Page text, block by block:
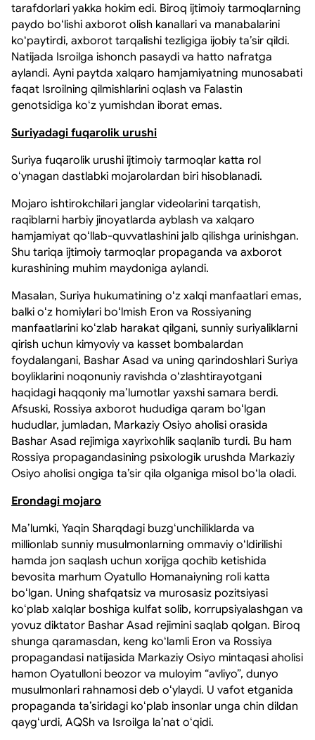
tarafdorlari yakka hokim edi. Biroq ijtimoiy tarmoqlarning
paydo boʻlishi axborot olish kanallari va manabalarini
koʻpaytirdi, axborot tarqalishi tezligiga ijobiy taʼsir qildi.
Natijada Isroilga ishonch pasaydi va hatto nafratga
aylandi. Ayni paytda xalqaro hamjamiyatning munosabati
faqat Isroilning qilmishlarini oqlash va Falastin
genotsidiga koʻz yumishdan iborat emas.
Suriyadagi fuqarolik urushi
Suriya fuqarolik urushi ijtimoiy tarmoqlar katta rol
oʻynagan dastlabki mojarolardan biri hisoblanadi.
Mojaro ishtirokchilari janglar videolarini tarqatish,
raqiblarni harbiy jinoyatlarda ayblash va xalqaro
hamjamiyat qoʻllab-quvvatlashini jalb qilishga urinishgan.
Shu tariqa ijtimoiy tarmoqlar propaganda va axborot
kurashining muhim maydoniga aylandi.
Masalan, Suriya hukumatining oʻz xalqi manfaatlari emas,
balki oʻz homiylari boʻlmish Eron va Rossiyaning
manfaatlarini koʻzlab harakat qilgani, sunniy suriyaliklarni
qirish uchun kimyoviy va kasset bombalardan
foydalangani, Bashar Asad va uning qarindoshlari Suriya
boyliklarini noqonuniy ravishda oʻzlashtirayotgani
haqidagi haqqoniy maʼlumotlar yaxshi samara berdi.
Afsuski, Rossiya axborot hududiga qaram boʻlgan
hududlar, jumladan, Markaziy Osiyo aholisi orasida
Bashar Asad rejimiga xayrixohlik saqlanib turdi. Bu ham
Rossiya propagandasining psixologik urushda Markaziy
Osiyo aholisi ongiga taʼsir qila olganiga misol boʻla oladi.
Erondagi mojaro
Maʼlumki, Yaqin Sharqdagi buzgʻunchiliklarda va
millionlab sunniy musulmonlarning ommaviy oʻldirilishi
hamda jon saqlash uchun xorijga qochib ketishida
bevosita marhum Oyatullo Homanaiyning roli katta
boʻlgan. Uning shafqatsiz va murosasiz pozitsiyasi
koʻplab xalqlar boshiga kulfat solib, korrupsiyalashgan va
yovuz diktator Bashar Asad rejimini saqlab qolgan. Biroq
shunga qaramasdan, keng koʻlamli Eron va Rossiya
propagandasi natijasida Markaziy Osiyo mintaqasi aholisi
hamon Oyatulloni beozor va muloyim “avliyo”, dunyo
musulmonlari rahnamosi deb oʻylaydi. U vafot etganida
propaganda taʼsiridagi koʻplab insonlar unga chin dildan
qaygʻurdi, AQSh va Isroilga laʼnat oʻqidi.